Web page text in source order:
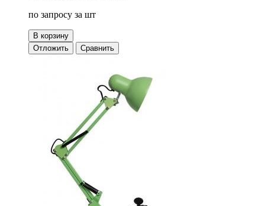
по запросу за шт
В корзину
Отложить
Сравнить